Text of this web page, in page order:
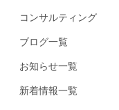
コンサルティング
ブログ一覧
お知らせ一覧
新着情報一覧